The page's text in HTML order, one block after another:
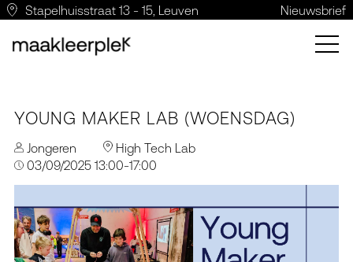
Stapelhuisstraat 13 - 15, Leuven Nieuwsbrief
YOUNG MAKER LAB (WOENSDAG)
Jongeren
High Tech Lab
03/09/2025 13:00-17:00